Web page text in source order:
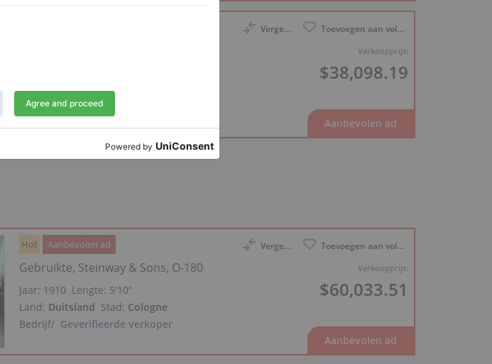
Vergelijk Toevoegen aan volglijst
Verkoopprijs:
$38,098.19
Land:Italië Stad:Poggibonsi
Privé verkoper
Vergelijk Toevoegen aan volglijst
Verkoopprijs:
$60,033.51
Hot Aanbevolen ad
Gebruikte, Steinway & Sons, O-180
Jaar: 1910 Lengte: 5′10″
Land: Duitsland Stad: Cologne
Bedrijf/ Geverifieerde verkoper